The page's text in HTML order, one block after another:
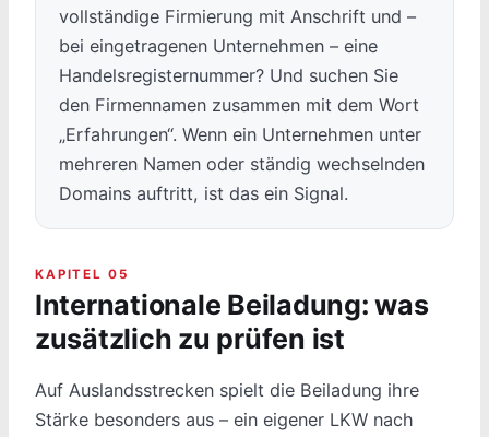
vollständige Firmierung mit Anschrift und –
bei eingetragenen Unternehmen – eine
Handelsregisternummer? Und suchen Sie
den Firmennamen zusammen mit dem Wort
„Erfahrungen“. Wenn ein Unternehmen unter
mehreren Namen oder ständig wechselnden
Domains auftritt, ist das ein Signal.
KAPITEL 05
Internationale Beiladung: was
zusätzlich zu prüfen ist
Auf Auslandsstrecken spielt die Beiladung ihre
Stärke besonders aus – ein eigener LKW nach